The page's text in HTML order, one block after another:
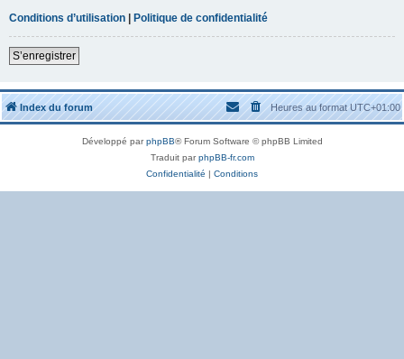
Conditions d’utilisation | Politique de confidentialité
S’enregistrer
Index du forum Heures au formatUTC+01:00
Développé parphpBB® Forum Software © phpBB Limited
Traduit parphpBB-fr.com
Confidentialité | Conditions